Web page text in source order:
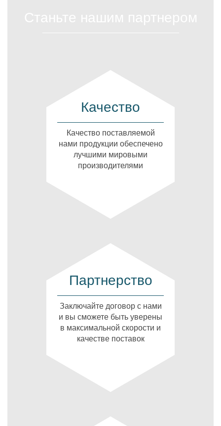
Качество
Качество поставляемой
нами продукции обеспечено
лучшими мировыми
производителями
Партнерство
Заключайте договор с нами
и вы сможете быть уверены
в максимальной скорости и
качестве поставок